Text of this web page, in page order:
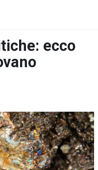
ecco